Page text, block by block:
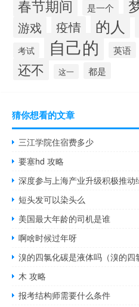
春节期间 是一个
游戏 疫情 的人
考试
自己的 英语
还不 这一 都是
猜你想看的文章
三江学院住宿费多少
要塞hd 攻略
短头发可以染头么
美国最大年龄的司机是谁
啊啥时候过年呀
溴的四氯化碳是液体吗（溴的四
木 攻略
报考结构师需要什么条件